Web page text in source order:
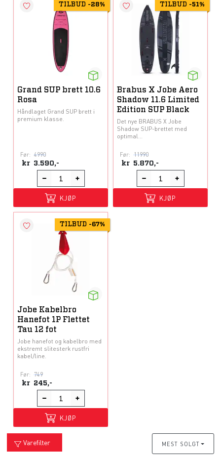
TILBUD -28%
Grand SUP brett 10.6
Rosa
Håndlaget Grand SUP brett i
premium klasse.
Før: 4990
kr 3.590,-
KJØP
TILBUD -51%
Brabus X Jobe Aero
Shadow 11.6 Limited
Edition SUP Black
Det nye BRABUS X Jobe
Shadow SUP-brettet med
optimal...
Før: 11990
kr 5.870,-
KJØP
TILBUD -67%
Jobe Kabelbro
Hanefot 1P Flettet
Tau 12 fot
Jobe hanefot og kabelbro med
ekstremt slitesterk rustfri
kabel/line.
Før: 749
kr 245,-
KJØP
Varefilter MEST SOLGT